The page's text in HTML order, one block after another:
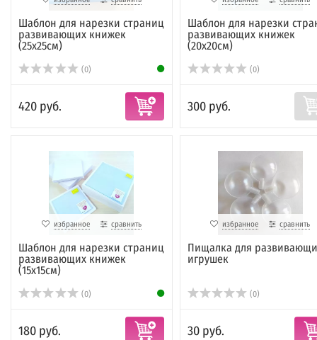
Шаблон для нарезки страниц
развивающих книжек
(25х25см)
(0)
420 руб.
Шаблон для нарезки
развивающих книжек
(20х20см)
(0)
300 руб.
избранное сравнить
Шаблон для нарезки страниц
развивающих книжек
(15х15см)
(0)
180 руб.
избранное сравнить
Пищалка для
игрушек
(0)
30 руб.